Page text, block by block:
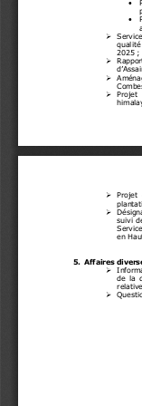
•
•
➢
qualité
2025 ;
➢
➢
➢
Projet
➢
Projet
➢
suivi
en
5. Affaires
➢
de  la
➢